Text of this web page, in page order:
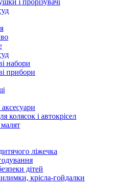
і прорізувачі
набори
прибори
аксесуари
колясок і автокрісел
ліжечка
дітей
крісла-гойдалки